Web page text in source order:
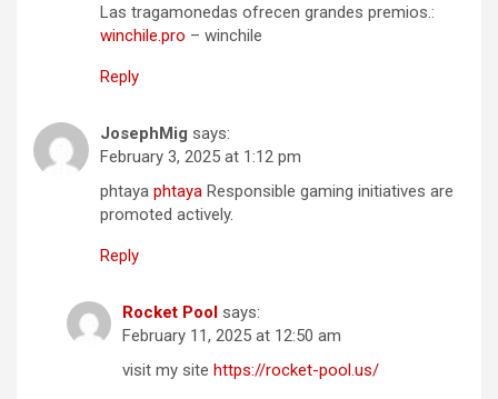
Las tragamonedas ofrecen grandes premios.:
winchile.pro – winchile
Reply
JosephMig says:
February 3, 2025 at 1:12 pm
phtaya phtaya Responsible gaming initiatives are
promoted actively.
Reply
Rocket Pool says:
February 11, 2025 at 12:50 am
visit my site https://rocket-pool.us/